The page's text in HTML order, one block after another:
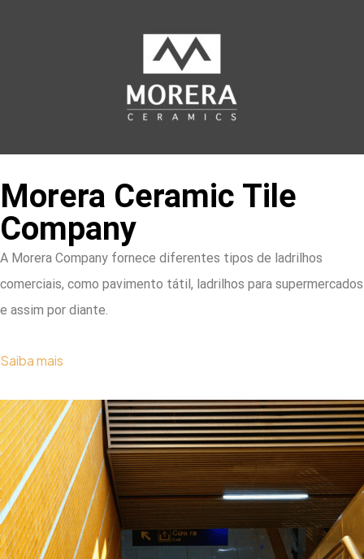
Morera Ceramic Tile
Company
A Morera Company fornece diferentes tipos de ladrilhos
comerciais, como pavimento tátil, ladrilhos para supermercados
e assim por diante.
Saiba mais